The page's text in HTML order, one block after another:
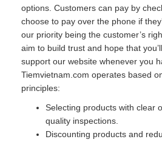
options. Customers can pay by
choose to pay over the phone if
our priority being the customer’s
aim to build trust and hope that
support our website whenever you
Tiemvietnam.com operates based
principles:
Selecting products with clear
quality inspections.
Discounting products and